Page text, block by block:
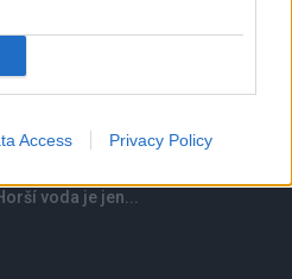
Access Privacy Policy
na filmovou legendu
voda je jen...